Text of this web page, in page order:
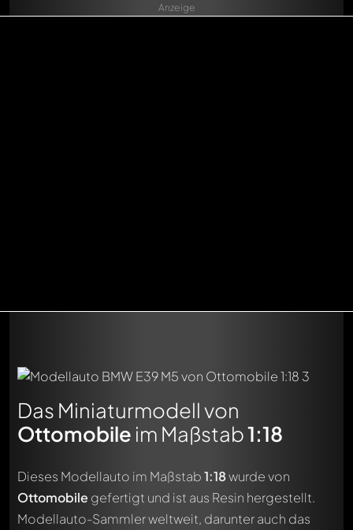
Anzeige
Das Miniaturmodell von
Ottomobile im Maßstab1:18
Dieses Modellauto im Maßstab1:18wurde von
Ottomobile gefertigt und ist aus Resin hergestellt.
Modellauto-Sammler weltweit, darunter auch das